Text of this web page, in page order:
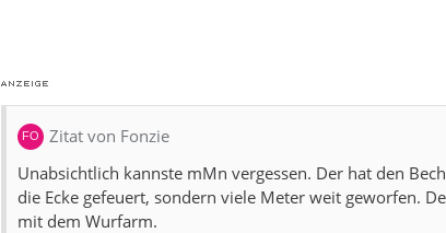
Zitat von Fonzie
Unabsichtlich kannste mMn vergessen. Der hat den
die Ecke gefeuert, sondern viele Meter weit geworfen.
mit dem Wurfarm.